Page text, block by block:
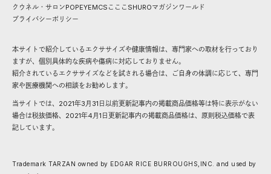
クウネル・サロンPOPEYEMCS こここ SHUROマガジンワールド
プライバシーポリシー
本サイトで紹介しているエクササイズや健康情報は、専門家への取材を行っており
ますが、個別具体的な疾病や傷病に対応しておりません。
紹介されているエクササイズなどを試される場合は、ご自身の体調に応じて、専門
家や医療機関への相談をお勧めします。
当サイトでは、2021年3月31日以前更新記事内の掲載商品価格等は特に表示がない
場合は税抜価格、2021年4月1日更新記事内の掲載商品価格は、原則税込価格で表
記しています。
Trademark TARZAN owned by EDGAR RICE BURROUGHS,INC. and used by